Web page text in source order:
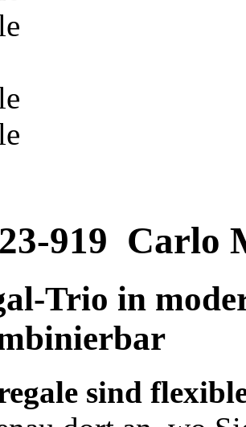
919 Carlo
Trio in
sind